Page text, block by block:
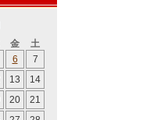
金
土
6
7
13
14
20
21